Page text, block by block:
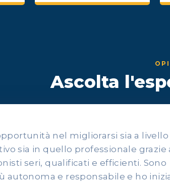
Ascolta
nel migliorarsi sia a livello
sia in quello professionale grazie
seri, qualificati e efficienti. Sono
autonoma e responsabile e ho